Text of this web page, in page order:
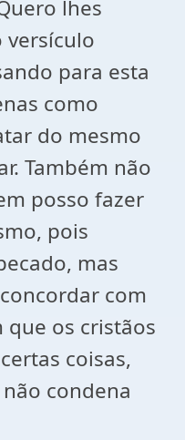
lhes
para esta
como
do mesmo
Também não
posso fazer
pois
mas
com
que os cristãos
coisas,
condena